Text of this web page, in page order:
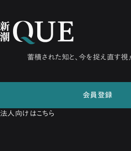
蓄積された知と、今を捉え直す視
会員登録
法人向けはこちら